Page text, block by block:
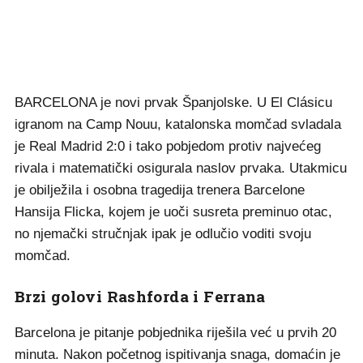
BARCELONA je novi prvak Španjolske. U El Clásicu
igranom na Camp Nouu, katalonska momčad svladala
je Real Madrid 2:0 i tako pobjedom protiv najvećeg
rivala i matematički osigurala naslov prvaka. Utakmicu
je obilježila i osobna tragedija trenera Barcelone
Hansija Flicka, kojem je uoči susreta preminuo otac,
no njemački stručnjak ipak je odlučio voditi svoju
momčad.
Brzi golovi Rashforda i Ferrana
Barcelona je pitanje pobjednika riješila već u prvih 20
minuta. Nakon početnog ispitivanja snaga, domaćin je